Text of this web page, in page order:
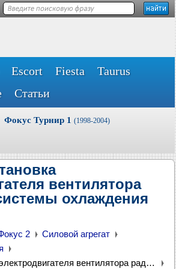
Escort Fiesta
Taurus
Статьи
Фокус Турнир 1 (1998-2004)
вентилятора
охлаждения
2
Силовой агрегат
Снятие и установка электродвигателя вентилятора радиатора системы охлаждения двигателя